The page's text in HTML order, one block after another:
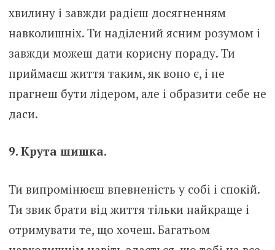
хвилину і завжди радієш досягненням
навколишніх. Ти наділений ясним розумом і
завжди можеш дати корисну пораду. Ти
приймаєш життя таким, як воно є, і не
прагнеш бути лідером, але і образити себе не
даси.
9. Крута шишка.
Ти випромінюєш впевненість у собі і спокій.
Ти звик брати від життя тільки найкраще і
отримувати те, що хочеш. Багатьом